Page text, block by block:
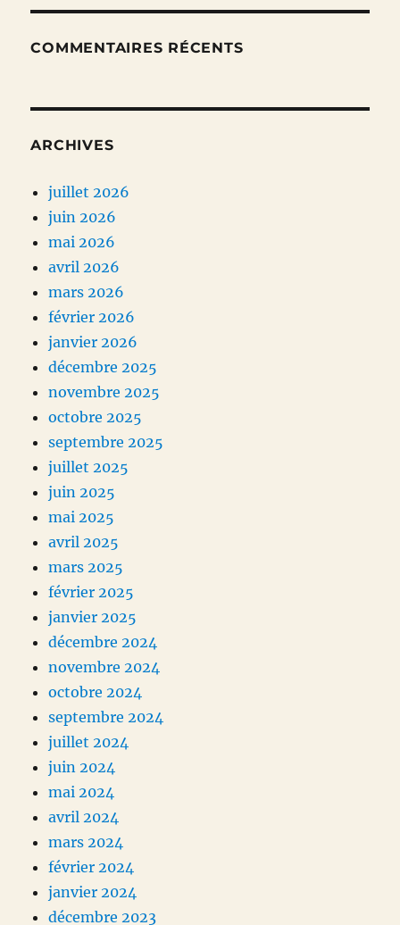
COMMENTAIRES RÉCENTS
ARCHIVES
juillet 2026
juin 2026
mai 2026
avril 2026
mars 2026
février 2026
janvier 2026
décembre 2025
novembre 2025
octobre 2025
septembre 2025
juillet 2025
juin 2025
mai 2025
avril 2025
mars 2025
février 2025
janvier 2025
décembre 2024
novembre 2024
octobre 2024
septembre 2024
juillet 2024
juin 2024
mai 2024
avril 2024
mars 2024
février 2024
janvier 2024
décembre 2023